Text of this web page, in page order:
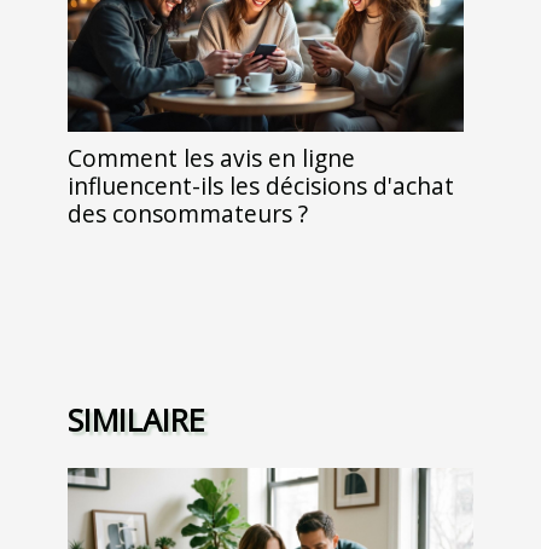
Comment les avis en ligne
influencent-ils les décisions d'achat
des consommateurs ?
SIMILAIRE